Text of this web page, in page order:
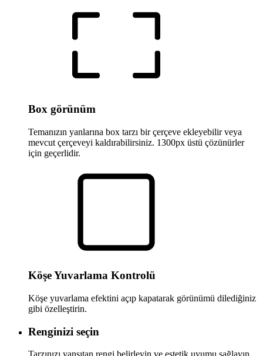
Box görünüm
Temanızın yanlarına box tarzı bir çerçeve ekleyebilir veya
mevcut çerçeveyi kaldırabilirsiniz. 1300px üstü çözünürler
için geçerlidir.
Köşe Yuvarlama Kontrolü
Köşe yuvarlama efektini açıp kapatarak görünümü dilediğiniz
gibi özelleştirin.
Renginizi seçin